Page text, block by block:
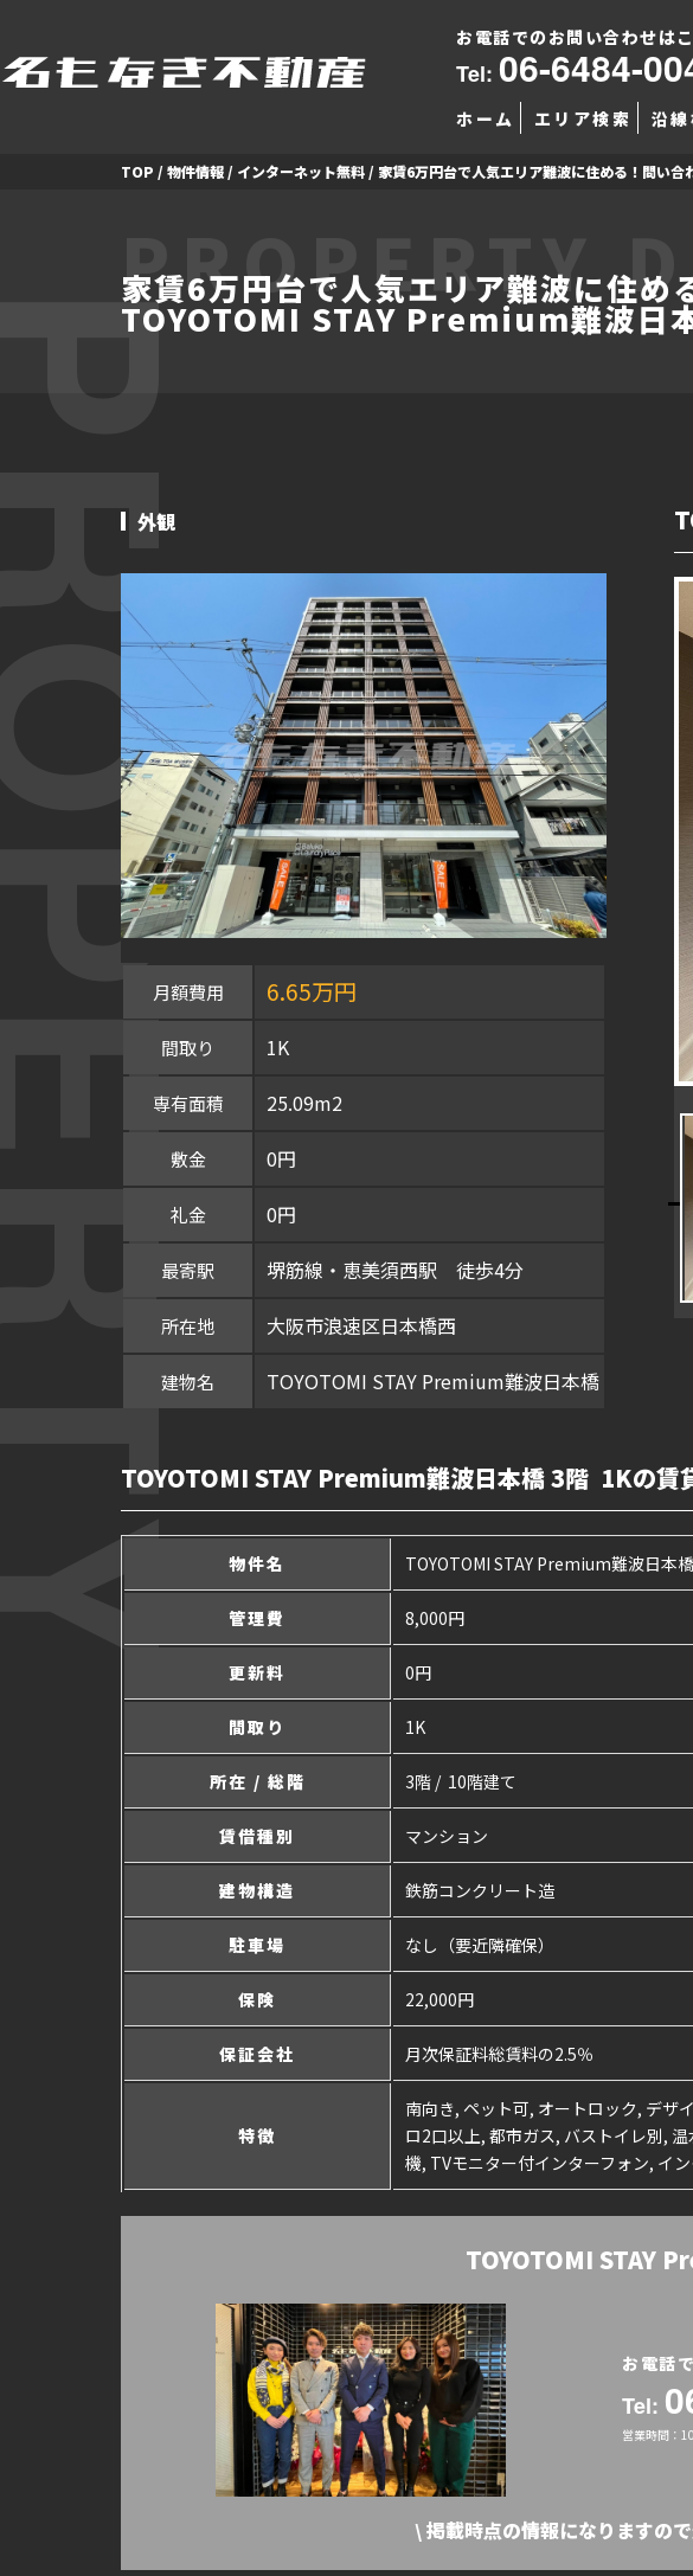
お電話でのお問い合わせは
Tel: 06-6484-
ホーム エリア検索 沿線
TOP / 物件情報 / インターネット無料 / 家賃6万円台で人気エリア難波に住める！問い
PROPERTY
家賃6万円台で人気エリア難波に住め
TOYOTOMI STAY Premium難波日
外観
月額費用 6.65万円
間取り 1K
専有面積 25.09m2
敷金 0円
礼金 0円
最寄駅 堺筋線・恵美須西駅 徒歩4分
所在地 大阪市浪速区日本橋西
建物名 TOYOTOMI STAY Premium難波日本橋
TOYOTOMI STAY Premium難波日本橋 3階 1Kの賃
物件名 TOYOTOMI STAY Premium難波日本橋
管理費 8,000円
更新料 0円
間取り 1K
所在 / 総階 3階 / 10階建て
賃借種別 マンション
建物構造 鉄筋コンクリート造
駐車場 なし（要近隣確保）
保険 22,000円
保証会社 月次保証料総賃料の2.5％
特徴
南向き, ペット可, オートロック, デザ
ロ2口以上, 都市ガス, バストイレ別,
機, TVモニター付インターフォン, イ
TOYOTOMI STAY
お電話
Tel:
営業時間：
\ 掲載時点の情報になりますの